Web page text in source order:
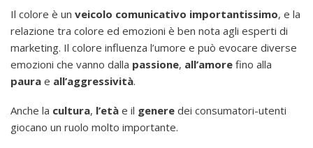
Il colore è un veicolo comunicativo importantissimo, e la
relazione tra colore ed emozioni è ben nota agli esperti di
marketing. Il colore influenza l’umore e può evocare diverse
emozioni che vanno dalla passione, all’amore fino alla
paura e all’aggressività.
Anche la cultura, l’età e il genere dei consumatori-utenti
giocano un ruolo molto importante.